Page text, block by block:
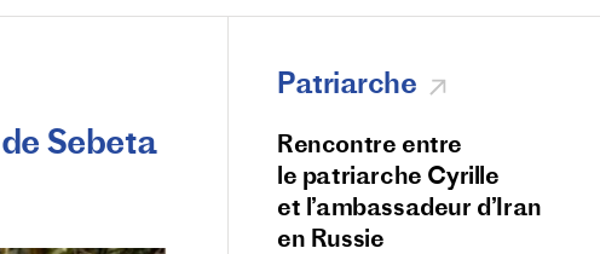
Sebeta
Patriarche
téléphonique entre
Rencontre entre
le patriarche Cyrille
et l’ambassadeur d’Iran
en Russie